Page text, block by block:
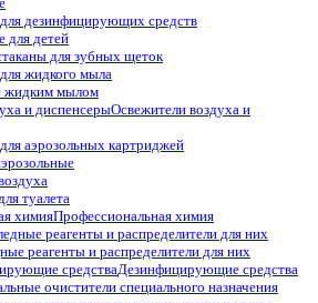
дезинфицирующих средств
детей
для зубных щеток
жидкого мыла
жидким мылом
Освежители воздуха и
аэрозольных картриджей
туалета
Профессиональная химия
реагенты и распределители для них
Дезинфицирующие средства
очистители специального назначения